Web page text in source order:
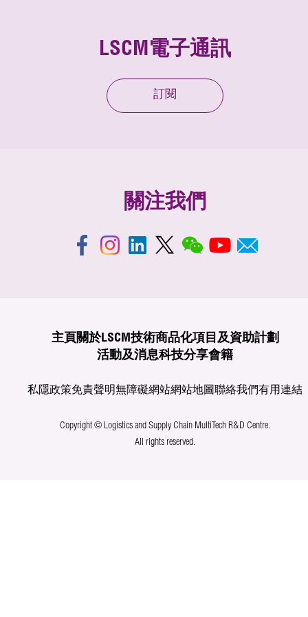
LSCM電子通訊
訂閱
關注我們
主頁關於LSCM技術商品化項目及資助計劃
活動及消息科技分享會籍
私隱政策免責聲明無障礙網站網站地圖聯絡我們有用連結
Copyright © Logistics and Supply Chain MultiTech R&D Centre.
All rights reserved.